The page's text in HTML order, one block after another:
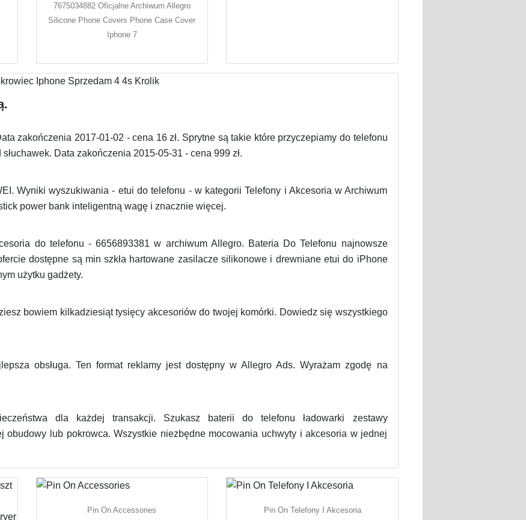
7675034882 Oficjalne Archiwum Allegro
Silicone Phone Covers Phone Case Cover
Iphone 7
zakończenia 2017-01-02 - cena 16 zł. Sprytne są takie które przyczepiamy do telefonu
Data zakończenia 2015-05-31 - cena 999 zł.
Wyniki wyszukiwania - etui do telefonu - w kategorii Telefony i Akcesoria w Archiwum
power bank inteligentną wagę i znacznie więcej.
do telefonu - 6656893381 w archiwum Allegro. Bateria Do Telefonu najnowsze
dostępne są min szkła hartowane zasilacze silikonowe i drewniane etui do iPhone
użytku gadżety.
bowiem kilkadziesiąt tysięcy akcesoriów do twojej komórki. Dowiedz się wszystkiego
obsługa. Ten format reklamy jest dostępny w Allegro Ads. Wyrażam zgodę na
dla każdej transakcji. Szukasz baterii do telefonu ładowarki zestawy
obudowy lub pokrowca. Wszystkie niezbędne mocowania uchwyty i akcesoria w jednej
Pin On Accessories Pin On Telefony I Akcesoria